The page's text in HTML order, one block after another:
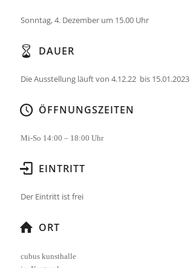
Sonntag, 4. Dezember um 15.00 Uhr
DAUER
Die Ausstellung läuft von 4.12.22 bis 15.01.2023
ÖFFNUNGSZEITEN
Mi-So 14:00 – 18:00 Uhr
EINTRITT
Der Eintritt ist frei
ORT
cubus kunsthalle